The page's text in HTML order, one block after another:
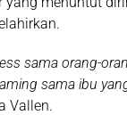
sama orang-
sama ibu
Vallen.